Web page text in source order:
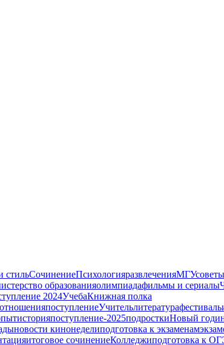
стильСочинениеПсихологияразвлеченияМГУ
образованияолимпиадафильмы и сериалы
2024УчебаКнижная полка
отношенияпоступлениеУчительлитературафестиваль
историяпоступление-2025подросткиНовый год
новости кинонеделиподготовка к экзаменам
итоговое сочинениеКолледжиподготовка к